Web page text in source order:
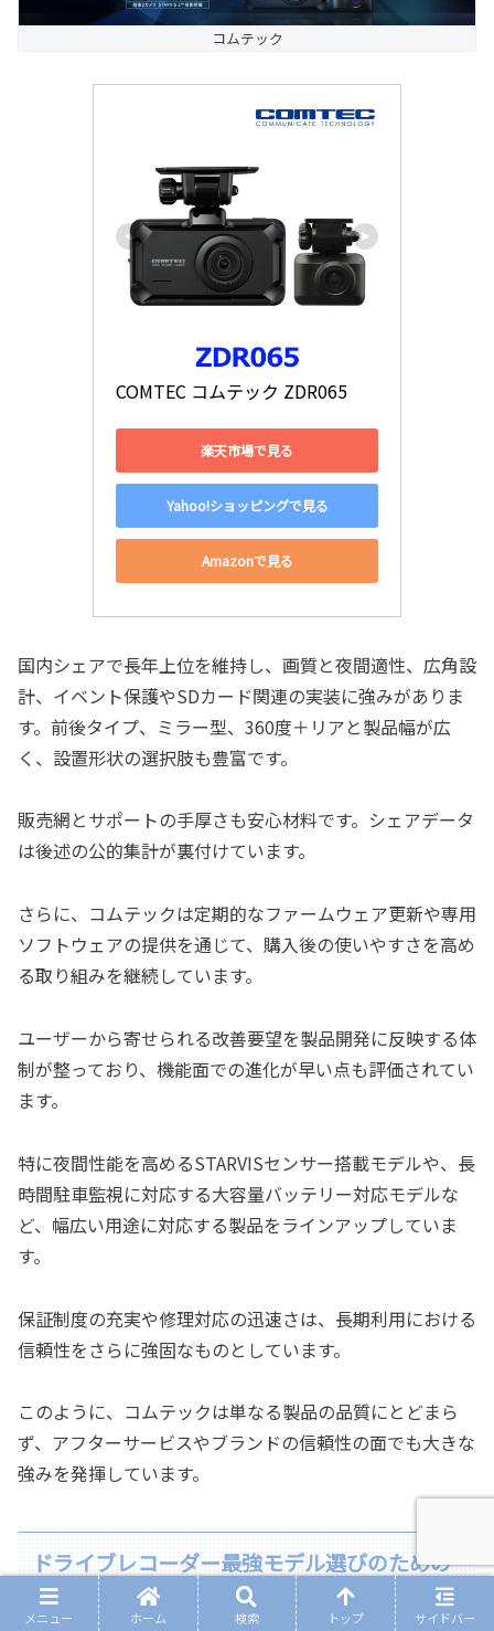
コムテック
COMTEC コムテック ZDR065
楽天市場で見る
Yahoo!ショッピングで見る
Amazonで見る
国内シェアで長年上位を維持し、画質と夜間適性、広角設
計、イベント保護やSDカード関連の実装に強みがありま
す。前後タイプ、ミラー型、360度＋リアと製品幅が広
く、設置形状の選択肢も豊富です。
販売網とサポートの手厚さも安心材料です。シェアデータ
は後述の公的集計が裏付けています。
さらに、コムテックは定期的なファームウェア更新や専用
ソフトウェアの提供を通じて、購入後の使いやすさを高め
る取り組みを継続しています。
ユーザーから寄せられる改善要望を製品開発に反映する体
制が整っており、機能面での進化が早い点も評価されてい
ます。
特に夜間性能を高めるSTARVISセンサー搭載モデルや、長
時間駐車監視に対応する大容量バッテリー対応モデルな
ど、幅広い用途に対応する製品をラインアップしていま
す。
保証制度の充実や修理対応の迅速さは、長期利用における
信頼性をさらに強固なものとしています。
このように、コムテックは単なる製品の品質にとどまら
ず、アフターサービスやブランドの信頼性の面でも大きな
強みを発揮しています。
ドライブレコーダー最強モデル選びのための
比較検証
メニュー ホーム 検索 トップ サイドバー